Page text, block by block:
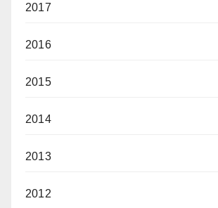
2017
2016
2015
2014
2013
2012